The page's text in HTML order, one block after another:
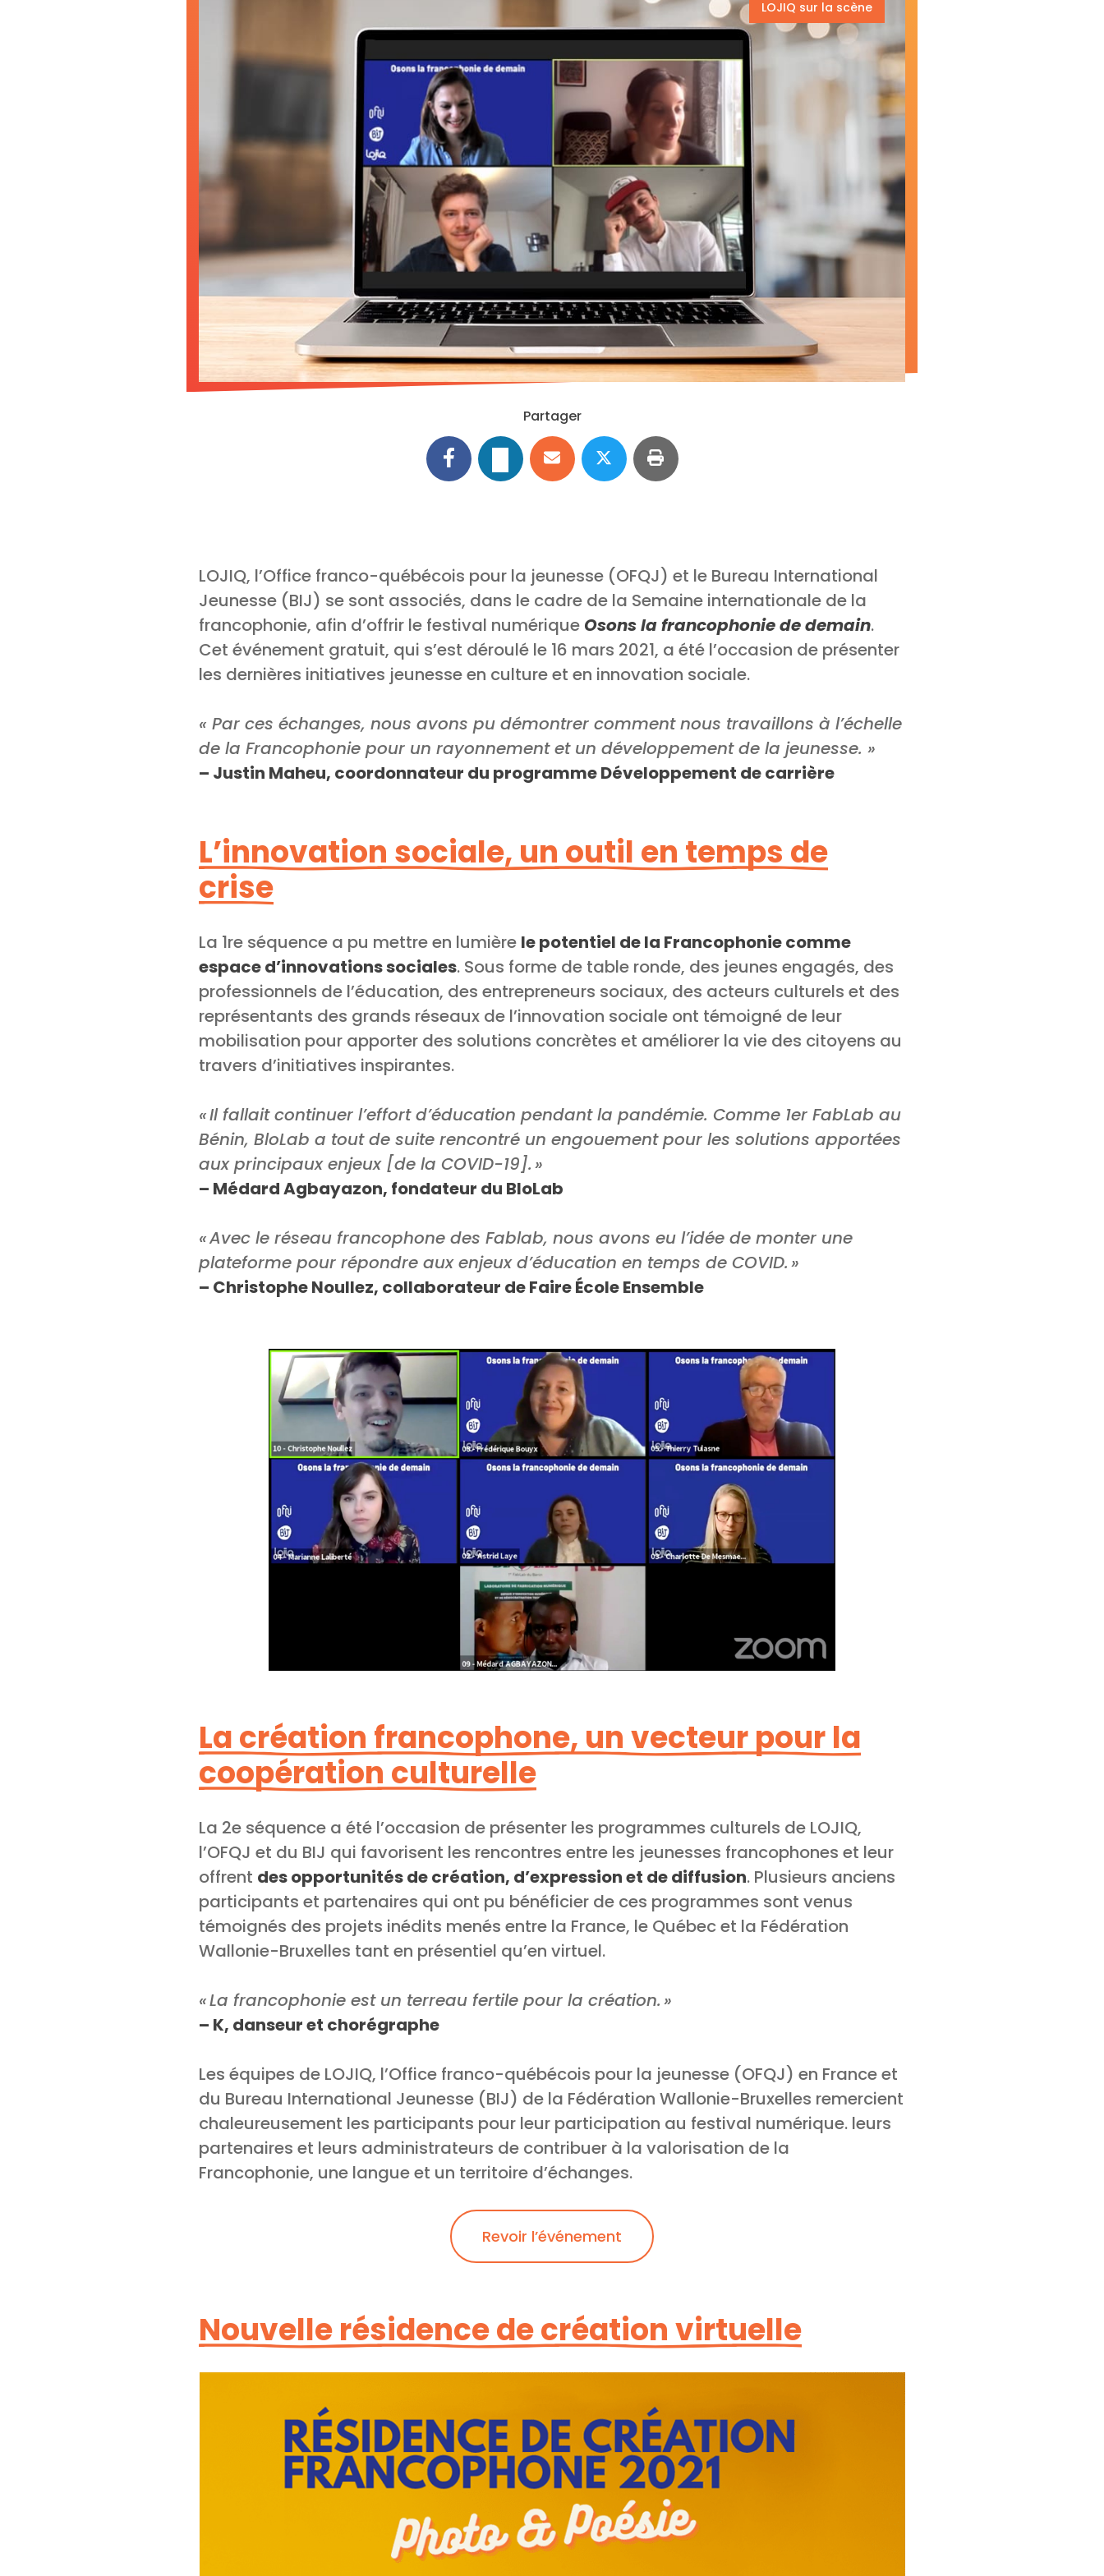
LOJIQ sur la scène
Partager
LOJIQ, l’Office franco-québécois pour la jeunesse (OFQJ) et le Bureau International
Jeunesse (BIJ) se sont associés, dans le cadre de la Semaine internationale de la
francophonie, afin d’offrir le festival numérique Osons la francophonie de demain.
Cet événement gratuit, qui s’est déroulé le 16 mars 2021, a été l’occasion de présenter
les dernières initiatives jeunesse en culture et en innovation sociale.
« Par ces échanges, nous avons pu démontrer comment nous travaillons à l’échelle
de la Francophonie pour un rayonnement et un développement de la jeunesse. »
– Justin Maheu, coordonnateur du programme Développement de carrière
L’innovation sociale, un outil en temps de
crise
La 1re séquence a pu mettre en lumière le potentiel de la Francophonie comme
espace d’innovations sociales. Sous forme de table ronde, des jeunes engagés, des
professionnels de l’éducation, des entrepreneurs sociaux, des acteurs culturels et des
représentants des grands réseaux de l’innovation sociale ont témoigné de leur
mobilisation pour apporter des solutions concrètes et améliorer la vie des citoyens au
travers d’initiatives inspirantes.
« Il fallait continuer l’effort d’éducation pendant la pandémie. Comme 1er FabLab au
Bénin, BloLab a tout de suite rencontré un engouement pour les solutions apportées
aux principaux enjeux [de la COVID-19]. »
– Médard Agbayazon, fondateur du BloLab
«Avec le réseau francophone des Fablab, nous avons eu l’idée de monter une
plateforme pour répondre aux enjeux d’éducation en temps de COVID. »
– ChristopheNoullez, collaborateur de Faire École Ensemble
La création francophone, un vecteur pour la
coopération culturelle
La 2e séquence a été l’occasion de présenter les programmes culturels de LOJIQ,
l’OFQJ et du BIJ qui favorisent les rencontres entre les jeunesses francophones et leur
offrent des opportunités de création, d’expression et de diffusion. Plusieurs anciens
participants et partenaires qui ont pu bénéficier de ces programmes sont venus
témoignés des projets inédits menés entre la France, le Québec et la Fédération
Wallonie-Bruxelles tant en présentiel qu’en virtuel.
« La francophonie est un terreau fertile pour la création.»
– K, danseur et chorégraphe
Les équipes de LOJIQ, l’Office franco-québécois pour la jeunesse (OFQJ) en France et
du Bureau International Jeunesse (BIJ) de la Fédération Wallonie-Bruxelles remercient
chaleureusement les participants pour leur participation au festival numérique. leurs
partenaires et leurs administrateurs de contribuer à la valorisation de la
Francophonie, une langue et un territoire d’échanges.
Revoir l’événement
Nouvelle résidence de création virtuelle